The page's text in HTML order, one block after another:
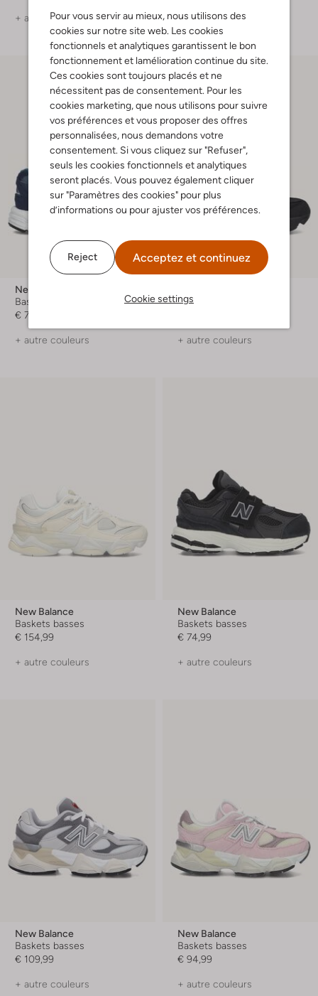
Pour vous servir au mieux, nous utilisons des
cookies sur notre site web. Les cookies
fonctionnels et analytiques garantissent le bon
fonctionnement et lamélioration continue du site.
Ces cookies sont toujours placés et ne
nécessitent pas de consentement. Pour les
cookies marketing, que nous utilisons pour suivre
vos préférences et vous proposer des offres
personnalisées, nous demandons votre
consentement. Si vous cliquez sur "Refuser",
seuls les cookies fonctionnels et analytiques
seront placés. Vous pouvez également cliquer
sur "Paramètres des cookies" pour plus
d’informations ou pour ajuster vos préférences.
Reject Acceptez et continuez
Cookie settings
+ autre couleurs + autre couleurs
New Balance
Baskets basses
€ 74,99
+ autre couleurs
Baskets basses
+ autre couleurs
New Balance
Baskets basses
€ 154,99
+ autre couleurs
New Balance
Baskets basses
€ 74,99
+ autre couleurs
New Balance
Baskets basses
€ 109,99
+ autre couleurs
New Balance
Baskets basses
€ 94,99
+ autre couleurs